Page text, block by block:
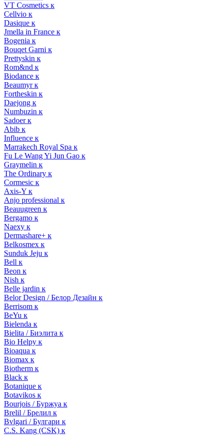
VT Cosmetics к
Cellvio к
Dasique к
Jmella in France к
Bogenia к
Bouqet Garni к
Prettyskin к
Rom&nd к
Biodance к
Beaumyr к
Fortheskin к
Daejong к
Numbuzin к
Sadoer к
Abib к
Influence к
Marrakech Royal Spa к
Fu Le Wang Yi Jun Gao к
Graymelin к
The Ordinary к
Cormesic к
Axis-Y к
Anjo professional к
Beauugreen к
Bergamo к
Naexy к
Dermashare+ к
Belkosmex к
Sunduk Jeju к
Bell к
Beon к
Nish к
Belle jardin к
Belor Design / Белор Дезайн к
Berrisom к
BeYu к
Bielenda к
Bielita / Биэлита к
Bio Helpy к
Bioaqua к
Biomax к
Biotherm к
Black к
Botanique к
Botavikos к
Bourjois / Буржуа к
Brelil / Брелил к
Bvlgari / Булгари к
C.S. Kang (CSK) к